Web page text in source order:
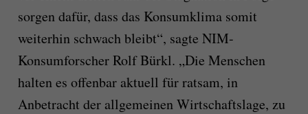
sorgen dafür, dass das Konsumklima somit
weiterhin schwach bleibt“, sagte NIM-
Konsumforscher Rolf Bürkl. „Die Menschen
halten es offenbar aktuell für ratsam, in
Anbetracht der allgemeinen Wirtschaftslage, zu